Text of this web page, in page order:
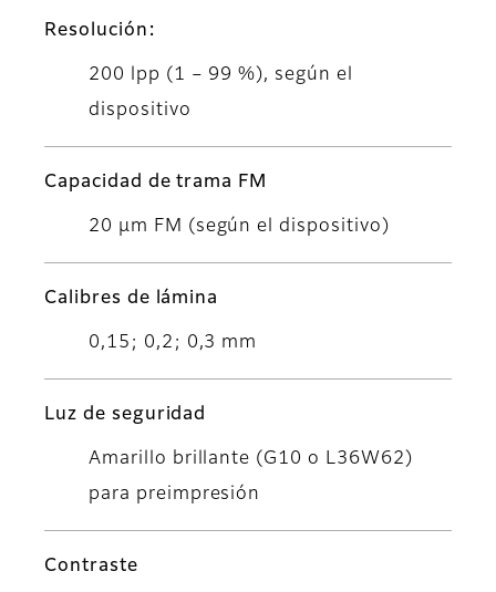
Resolución:
200 lpp (1 – 99 %), según el
dispositivo
Capacidad de trama FM
20 μm FM (según el dispositivo)
Calibres de lámina
0,15; 0,2; 0,3 mm
Luz de seguridad
Amarillo brillante (G10 o L36W62)
para preimpresión
Contraste